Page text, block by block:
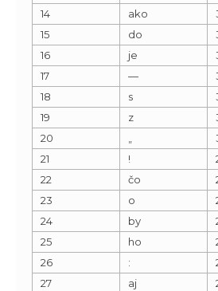
14
ako
15
do
16
je
17
—
18
s
19
z
20
21
!
22
čo
23
o
24
by
25
ho
26
:
27
aj